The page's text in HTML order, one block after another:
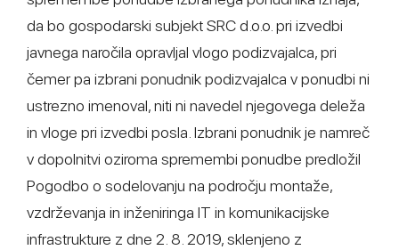
da bo gospodarski subjekt SRC d.o.o. pri izvedbi
javnega naročila opravljal vlogo podizvajalca, pri
čemer pa izbrani ponudnik podizvajalca v ponudbi ni
ustrezno imenoval, niti ni navedel njegovega deleža
in vloge pri izvedbi posla. Izbrani ponudnik je namreč
v dopolnitvi oziroma spremembi ponudbe predložil
Pogodbo o sodelovanju na področju montaže,
vzdrževanja in inženiringa IT in komunikacijske
infrastrukture z dne 2. 8. 2019, sklenjeno z